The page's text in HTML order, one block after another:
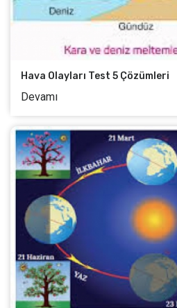
Hava Olayları Test 5 Çözümleri
Devamı